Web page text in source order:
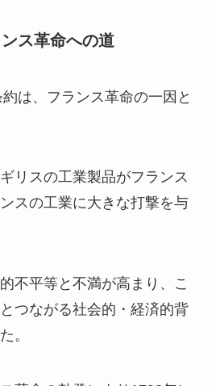
ス革命への道
は、フランス革命の一因と
リスの工業製品がフランス
スの工業に大きな打撃を与
不平等と不満が高まり、こ
つながる社会的・経済的背
。